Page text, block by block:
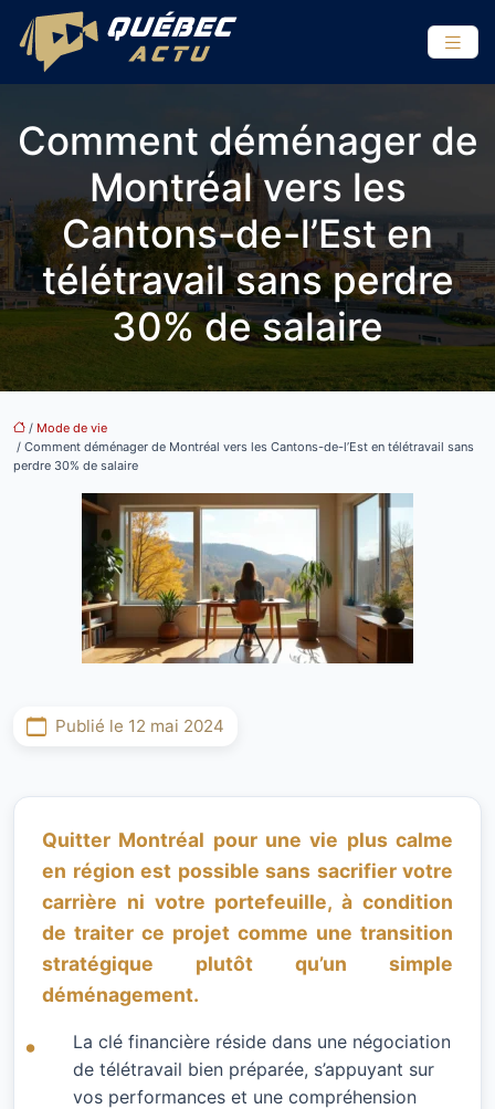
Comment déménager de
Montréal vers les
Cantons-de-l’Est en
télétravail sans perdre
30% de salaire
/ Mode de vie
/ Comment déménager de Montréal vers les Cantons-de-l’Est en télétravail sans
perdre 30% de salaire
Publié le 12 mai 2024
Quitter Montréal pour une vie plus calme
en région est possible sans sacrifier votre
carrière ni votre portefeuille, à condition
de traiter ce projet comme une transition
stratégique plutôt qu’un simple
déménagement.
La clé financière réside dans une négociation
de télétravail bien préparée, s’appuyant sur
vos performances et une compréhension